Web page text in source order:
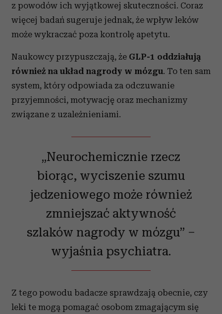
z powodów ich wyjątkowej skuteczności. Coraz
więcej badań sugeruje jednak, że wpływ leków
może wykraczać poza kontrolę apetytu.
Naukowcy przypuszczają, że GLP-1 oddziałują
również na układ nagrody w mózgu. To ten sam
system, który odpowiada za odczuwanie
przyjemności, motywację oraz mechanizmy
związane z uzależnieniami.
„Neurochemicznie rzecz
biorąc, wyciszenie szumu
jedzeniowego może również
zmniejszać aktywność
szlaków nagrody w mózgu” –
wyjaśnia psychiatra.
Z tego powodu badacze sprawdzają obecnie, czy
leki te mogą pomagać osobom zmagającym się